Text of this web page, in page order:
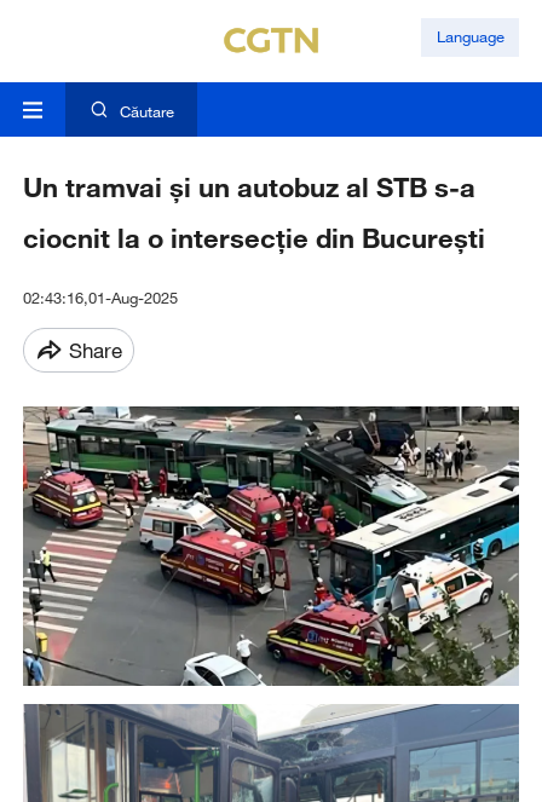
Language
Căutare
Un tramvai și un autobuz al STB s-a
ciocnit la o intersecție din București
02:43:16,01-Aug-2025
Share